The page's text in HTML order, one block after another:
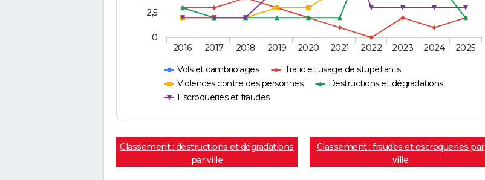
Vols et cambriolages
Trafic et usage de stupéfiants
Violences contre des personnes
Destructions et dégradations
Escroqueries et fraudes
2016 2017 2018 2019 2020 2021 2022 2023 2024 2025
0
2,5
Classement : destructions et dégradations
par ville
Classement : fraudes et escroqueries par
ville